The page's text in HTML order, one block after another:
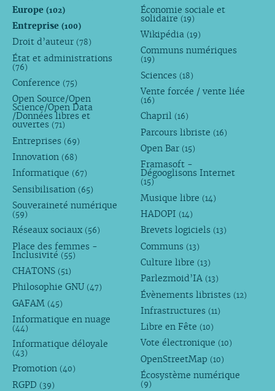
Europe (102)
Entreprise (100)
Droit d’auteur (78)
État et administrations
(76)
Conference (75)
Open Source/Open
Science/Open Data
/Données libres et
ouvertes (71)
Entreprises (69)
Innovation (68)
Informatique (67)
Sensibilisation (65)
Souveraineté numérique
(59)
Réseaux sociaux (56)
Place des femmes -
Inclusivité (55)
CHATONS (51)
Philosophie GNU (47)
GAFAM (45)
Informatique en nuage
(44)
Informatique déloyale
(43)
Promotion (40)
RGPD (39)
Économie sociale et
solidaire (19)
Wikipédia (19)
Communs numériques
(19)
Sciences (18)
Vente forcée / vente liée
(16)
Chapril (16)
Parcours libriste (16)
Open Bar (15)
Framasoft -
Dégooglisons Internet
(15)
Musique libre (14)
HADOPI (14)
Brevets logiciels (13)
Communs (13)
Culture libre (13)
Parlezmoid’IA (13)
Évènements libristes (12)
Infrastructures (11)
Libre en Fête (10)
Vote électronique (10)
OpenStreetMap (10)
Écosystème numérique
(9)